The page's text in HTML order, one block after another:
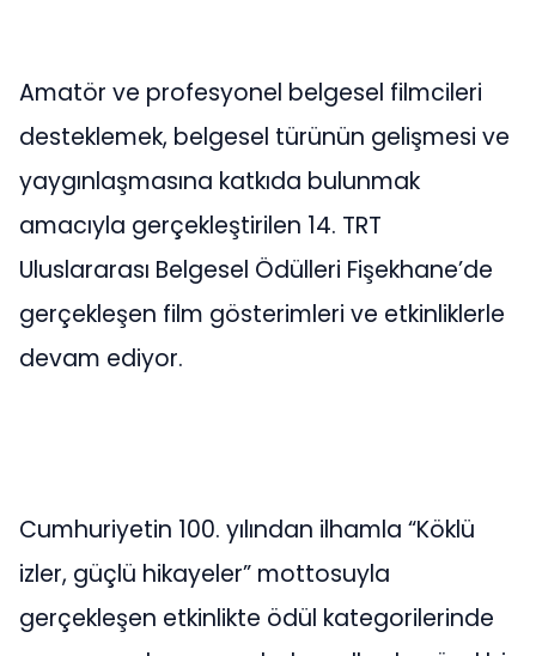
Amatör ve profesyonel belgesel filmcileri
desteklemek, belgesel türünün gelişmesi ve
yaygınlaşmasına katkıda bulunmak
amacıyla gerçekleştirilen 14. TRT
Uluslararası Belgesel Ödülleri Fişekhane’de
gerçekleşen film gösterimleri ve etkinliklerle
devam ediyor.
Cumhuriyetin 100. yılından ilhamla “Köklü
izler, güçlü hikayeler” mottosuyla
gerçekleşen etkinlikte ödül kategorilerinde